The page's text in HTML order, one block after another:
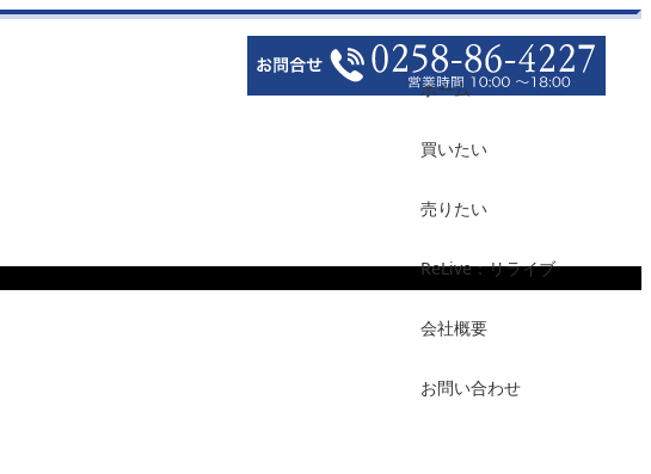
ホーム
買いたい
売りたい
ReLive：リライブ
会社概要
お問い合わせ